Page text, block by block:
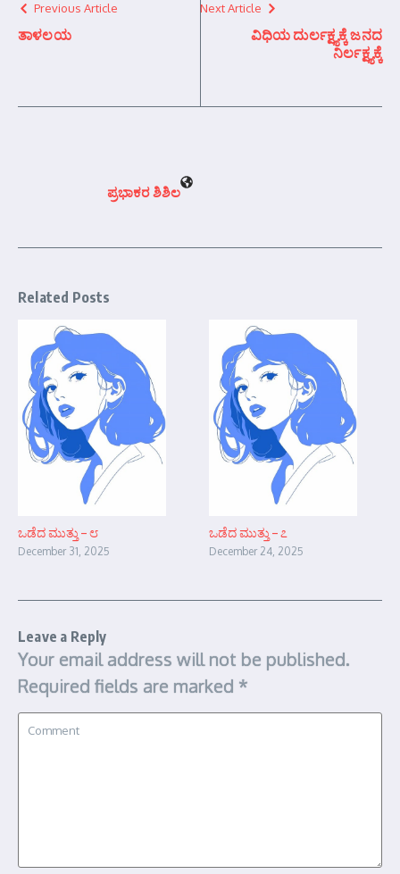
Previous Article
ತಾಳಲಯ
Next Article
ವಿಧಿಯ ದುರ್ಲಕ್ಷ್ಯಕ್ಕೆ ಜನದ
ನಿರ್ಲಕ್ಷ್ಯಕ್ಕೆ
ಪ್ರಭಾಕರ ಶಿಶಿಲ
Related Posts
ಒಡೆದ ಮುತ್ತು – ೮
December 31, 2025
ಒಡೆದ ಮುತ್ತು – ೭
December 24, 2025
Leave a Reply
Your email address will not be published.
Required fields are marked *